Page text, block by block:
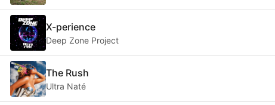
X-perience
Deep Zone Project
The Rush
Ultra Naté